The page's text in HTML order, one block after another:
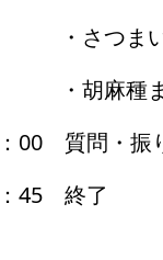
さつまい
胡麻種ま
00 質問・振
45 終了